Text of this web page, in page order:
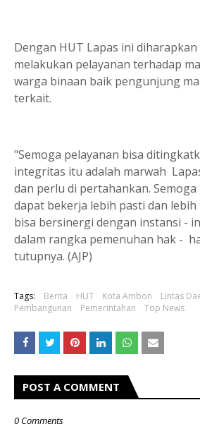
Dengan HUT Lapas ini
melakukan pelayanan terhadap
warga binaan baik pengunjung
terkait.
"Semoga pelayanan bisa
integritas itu adalah marwah
dan perlu di pertahankan. Semoga
dapat bekerja lebih pasti dan
bisa bersinergi dengan instansi -
dalam rangka pemenuhan hak -
tutupnya. (AJP)
Tags: Berita HUT Kota Ambon Lintas
Pembangunan
Pemerintahan Top News
POST A COMMENT
0 Comments